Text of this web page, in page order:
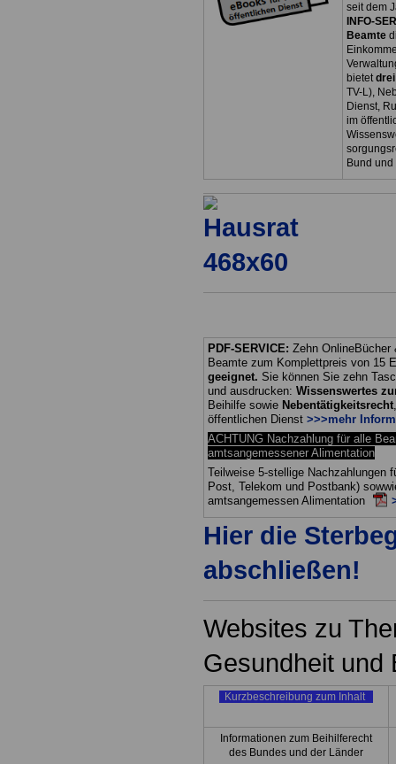
seit dem
INFO-
Beamte
bietet
TV-L),
Dienst,
im
Bund
PDF-SERVICE: Zehn
Beamte zum Komplettpreis von 15
geeignet. Sie können Sie zehn
und ausdrucken: Wissenswertes
Beihilfe sowie Nebentätigkeitsrecht
öffentlichen Dienst >>>mehr
ACHTUNG Nachzahlung für alle
amtsangemessener Alimentation
Teilweise 5-stellige Nachzahlungen
Post, Telekom und Postbank)
amtsangemessen Alimentation
Hier die
abschließen!
Websites zu
Gesundheit und
Kurzbeschreibung zum Inhalt
Informationen zum Beihilferecht
des Bundes und der Länder